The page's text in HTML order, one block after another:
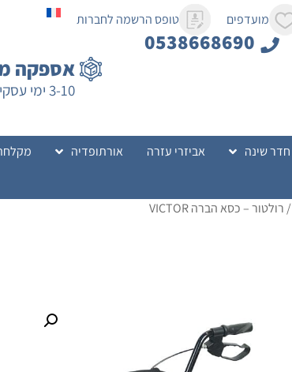
מועדפים טופס הרשמה לחברות
0538668690
אספקה
3-10 ימי עסקים
חדר שינה אביזרי עזרה אורתופדיה
/ רולטור – כסא הברה VICTOR